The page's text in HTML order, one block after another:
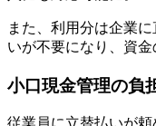
また、利用分は企業
いが不要になり、資金
小口現金管理の負